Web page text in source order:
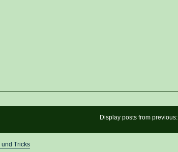
Display posts from previous:
Tricks